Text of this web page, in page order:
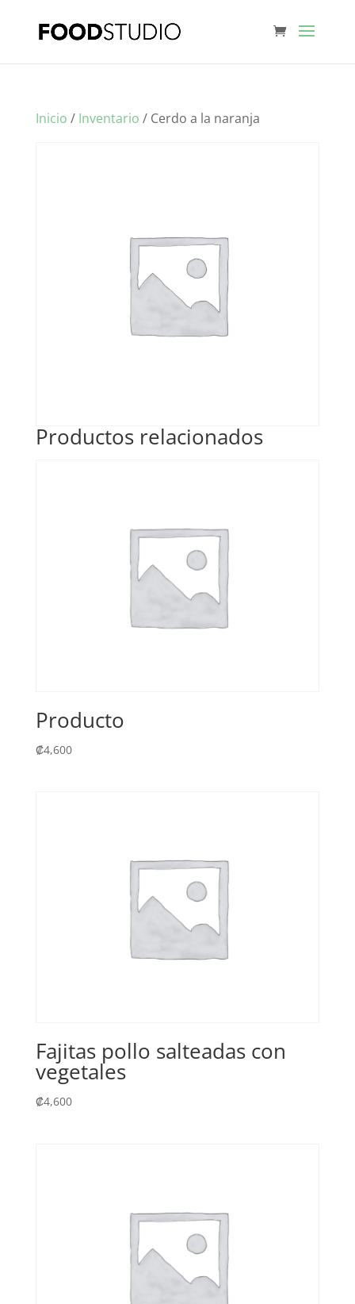
Inicio / Inventario / Cerdo a la naranja
Productos relacionados
Producto
₡4,600
Fajitas pollo salteadas con
vegetales
₡4,600